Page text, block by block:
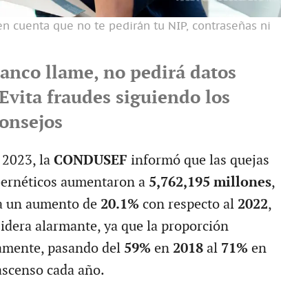
cuenta que no te pedirán tu NIP, contraseñas ni
llame, no pedirá datos
fraudes siguiendo los
la CONDUSEF informó que las quejas
aumentaron a 5,762,195 millones,
un aumento de20.1% con respecto al 2022,
alarmante, ya que la proporción
pasando del59% en 2018al 71% en
cada año.